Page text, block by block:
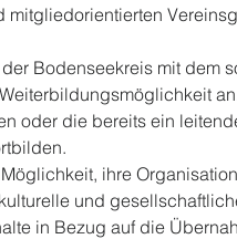
Bodenseekreis mit dem
oder die bereits ein
ihre
und
in Bezug auf die